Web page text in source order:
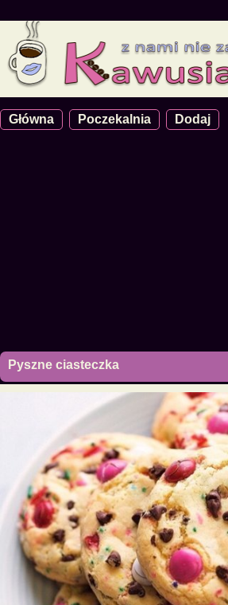
Główna Poczekalnia Dodaj
Pyszne ciasteczka